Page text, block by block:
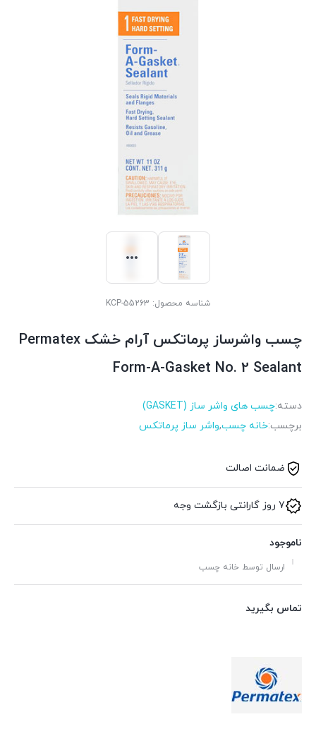
شناسه محصول: KCP-55263
چسب واشرساز پرماتکس آرام خشک Permatex
Form-A-Gasket No. 2 Sealant
دسته:چسب های واشر ساز (GASKET)
برچسب:خانه چسب,واشر ساز پرماتکس
ضمانت اصالت
7 روز گارانتی بازگشت وجه
ناموجود
ارسال توسط خانه چسب
تماس بگیرید